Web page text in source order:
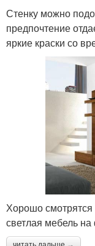
Стенку можно
предпочтение
яркие краски со
Хорошо
светлая мебель